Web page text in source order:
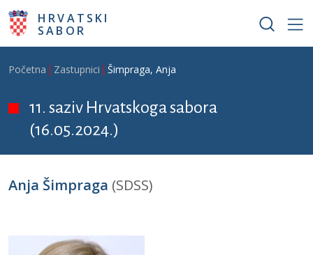
Skoči na glavni sadržaj
HRVATSKI
SABOR
Breadcrumb
Početna Zastupnici Šimpraga, Anja
11. saziv Hrvatskoga sabora
(16.05.2024.)
Anja Šimpraga (SDSS)